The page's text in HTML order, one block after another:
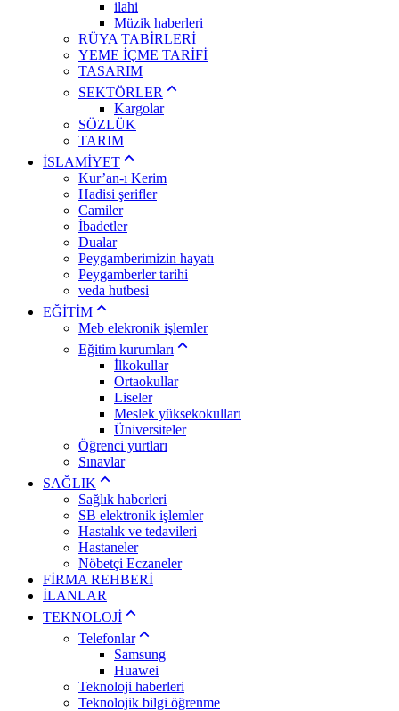
ilahi
Müzik haberleri
RÜYA TABİRLERİ
YEME İÇME TARİFİ
TASARIM
SEKTÖRLER
Kargolar
SÖZLÜK
TARIM
İSLAMİYET
Kur’an-ı Kerim
Hadisi şerifler
Camiler
İbadetler
Dualar
Peygamberimizin hayatı
Peygamberler tarihi
veda hutbesi
EĞİTİM
Meb elekronik işlemler
Eğitim kurumları
İlkokullar
Ortaokullar
Liseler
Meslek yüksekokulları
Üniversiteler
Öğrenci yurtları
Sınavlar
SAĞLIK
Sağlık haberleri
SB elektronik işlemler
Hastalık ve tedavileri
Hastaneler
Nöbetçi Eczaneler
FİRMA REHBERİ
İLANLAR
TEKNOLOJİ
Telefonlar
Samsung
Huawei
Teknoloji haberleri
Teknolojik bilgi öğrenme